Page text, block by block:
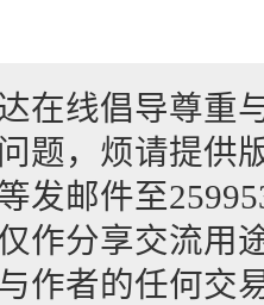
在线倡导尊重
题，烦请提供
发邮件至
作分享交流用
作者的任何交